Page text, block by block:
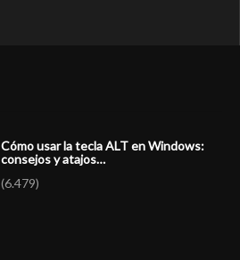
Cómo usar la tecla ALT en Windows:
consejos y atajos…
(6.479)